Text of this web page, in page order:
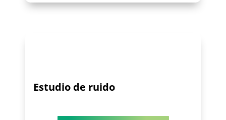
Estudio de ruido